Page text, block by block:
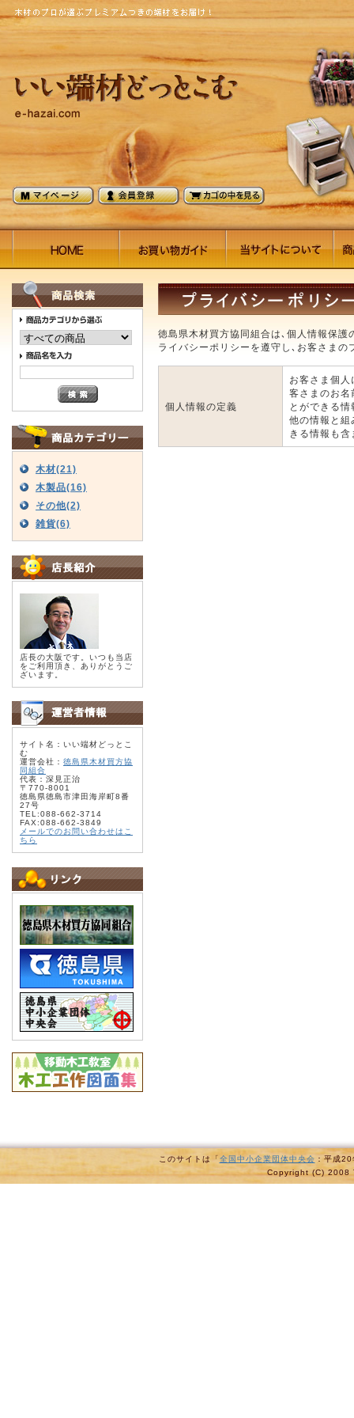
木材(21)
木製品(16)
その他(2)
雑貨(6)
店長の大阪です。いつも当店
をご利用頂き、ありがとうご
ざいます。
サイト名：いい端材どっとこ
む
運営会社： 徳島県木材買方協
同組合
代表：深見正治
〒770-8001
徳島県徳島市津田海岸町8番
27号
TEL:088-662-3714
FAX:088-662-3849
メールでのお問い合わせはこ
ちら
徳島県木材買方協同組合は､個人情報保
ライバシーポリシーを遵守し､お客さまの
個人情報の定義
お客さま個
客さまのお名
とができる
他の情報と組
きる情報も含
このサイトは「全国中小企業団体中央会 ：平成
Copyright (C) 2008